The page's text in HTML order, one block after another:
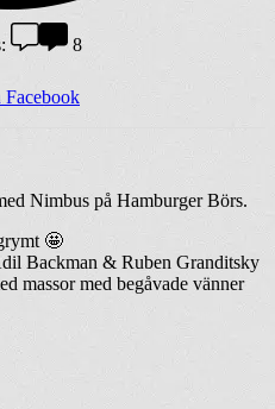
8
Facebook
Nimbus på Hamburger Börs.
🤩
Backman & Ruben Granditsky
massor med begåvade vänner